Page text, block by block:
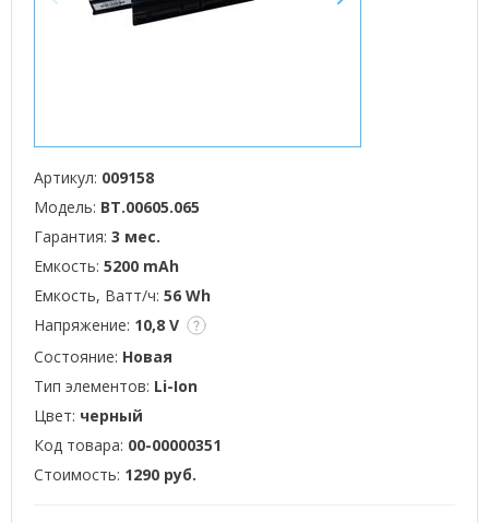
Артикул: 009158
Модель: BT.00605.065
Гарантия: 3 мес.
Емкость: 5200 mAh
Емкость, Ватт/ч: 56 Wh
Напряжение: 10,8 V
Состояние: Новая
Тип элементов: Li-Ion
Цвет: черный
Код товара: 00-00000351
Стоимость: 1290 руб.